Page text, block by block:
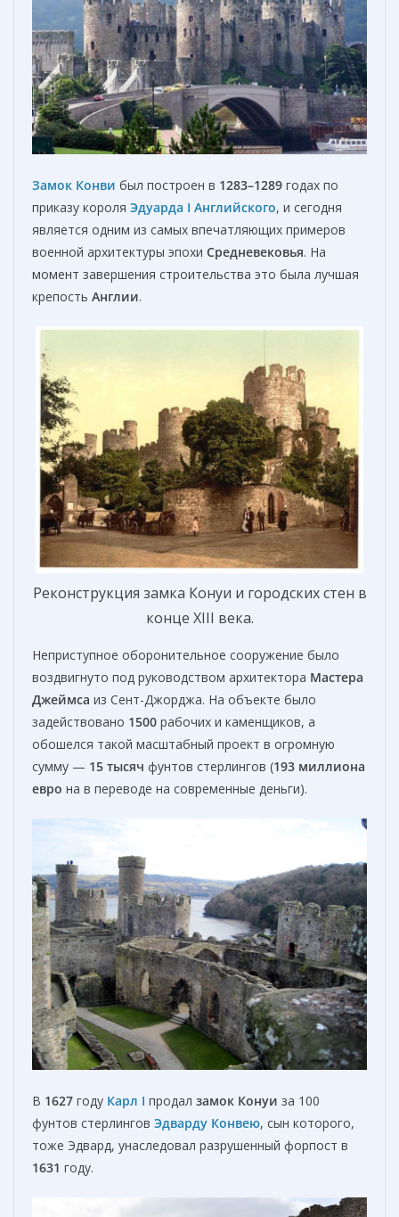
Замок Конви был построен в 1283–1289 годах по
приказу короля Эдуарда I Английского, и сегодня
является одним из самых впечатляющих примеров
военной архитектуры эпохи Средневековья. На
момент завершения строительства это была лучшая
крепость Англии.
Реконструкция замка Конуи и городских стен в
конце XIII века.
Неприступное оборонительное сооружение было
воздвигнуто под руководством архитектора Мастера
Джеймса из Сент-Джорджа. На объекте было
задействовано 1500 рабочих и каменщиков, а
обошелся такой масштабный проект в огромную
сумму — 15 тысяч фунтов стерлингов (193 миллиона
евро на в переводе на современные деньги).
В 1627 году Карл I продал замок Конуи за 100
фунтов стерлингов Эдварду Конвею, сын которого,
тоже Эдвард, унаследовал разрушенный форпост в
1631 году.